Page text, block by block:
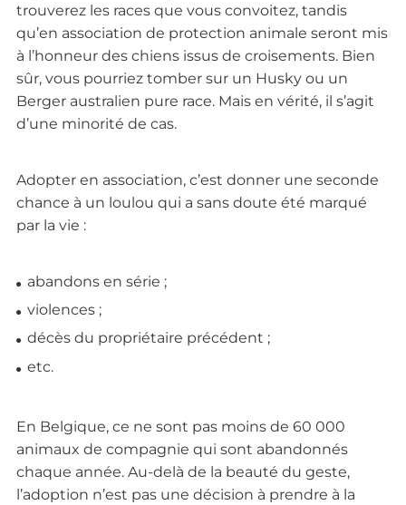
trouverez les races que vous convoitez, tandis
qu’en association de protection animale seront mis
à l’honneur des chiens issus de croisements. Bien
sûr, vous pourriez tomber sur un Husky ou un
Berger australien pure race. Mais en vérité, il s’agit
d’une minorité de cas.
Adopter en association, c’est donner une seconde
chance à un loulou qui a sans doute été marqué
par la vie :
abandons en série ;
violences ;
décès du propriétaire précédent ;
etc.
En Belgique, ce ne sont pas moins de 60 000
animaux de compagnie qui sont abandonnés
chaque année. Au-delà de la beauté du geste,
l’adoption n’est pas une décision à prendre à la